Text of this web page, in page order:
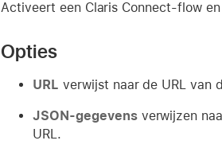
Activeert een Claris Connect-flow
Opties
URL verwijst naar de URL van
JSON-gegevensverwijzen
URL.